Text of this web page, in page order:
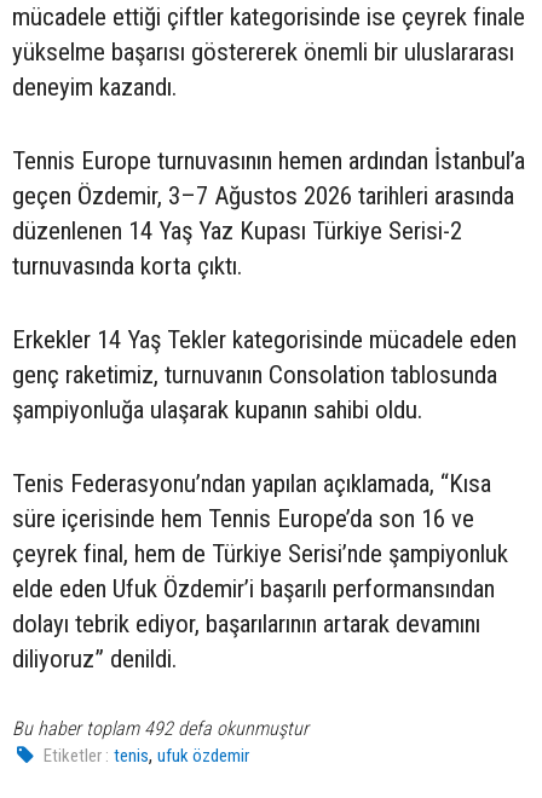
mücadele ettiği çiftler kategorisinde ise çeyrek finale
yükselme başarısı göstererek önemli bir uluslararası
deneyim kazandı.
Tennis Europe turnuvasının hemen ardından İstanbul’a
geçen Özdemir, 3–7 Ağustos 2026 tarihleri arasında
düzenlenen 14 Yaş Yaz Kupası Türkiye Serisi-2
turnuvasında korta çıktı.
Erkekler 14 Yaş Tekler kategorisinde mücadele eden
genç raketimiz, turnuvanın Consolation tablosunda
şampiyonluğa ulaşarak kupanın sahibi oldu.
Tenis Federasyonu’ndan yapılan açıklamada, “Kısa
süre içerisinde hem Tennis Europe’da son 16 ve
çeyrek final, hem de Türkiye Serisi’nde şampiyonluk
elde eden Ufuk Özdemir’i başarılı performansından
dolayı tebrik ediyor, başarılarının artarak devamını
diliyoruz” denildi.
Bu haber toplam 492 defa okunmuştur
Etiketler : tenis,ufuk özdemir